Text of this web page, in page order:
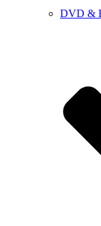
DVD &